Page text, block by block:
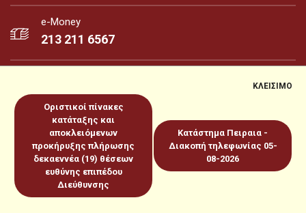
e-Money
213 211 6567
e-Money
Sitemap Πολιτική για Cookies
Προστασία Προσωπικών
ΔεδομένωνΌροι χρήσεως
Copyright 2026 © www.tpd.gr
Produced by
ΚΛΕΙΣΙΜΟ
Οριστικοί πίνακες
κατάταξης και
αποκλειόμενων
προκήρυξης πλήρωσης
δεκαεννέα (19) θέσεων
ευθύνης επιπέδου
Διεύθυνσης
Κατάστημα Πειραια -
Διακοπή τηλεφωνίας 05-
08-2026